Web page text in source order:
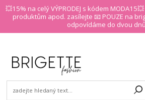
💥15% na celý VÝPRODEJ s kódem
produktům apod. zasílejte 📧 POUZE na
odpovídáme do dvou